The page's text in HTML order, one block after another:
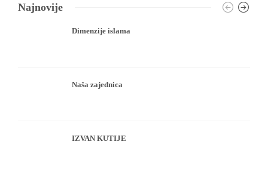
Najnovije
Dimenzije islama
Naša zajednica
IZVAN KUTIJE